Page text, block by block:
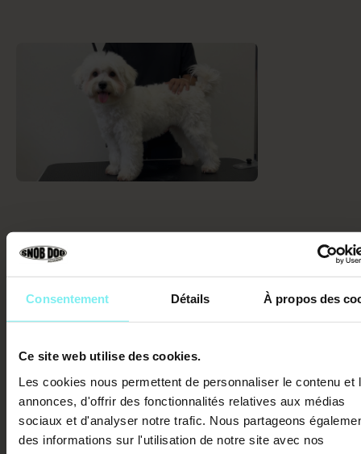
Consentement Détails À propos des
Ce site web utilise des cookies.
Les cookies nous permettent de personnaliser le contenu et
annonces, d'offrir des fonctionnalités relatives aux médias
sociaux et d'analyser notre trafic. Nous partageons
des informations sur l'utilisation de notre site avec nos
Retirez les poils par petites pincées. Utilisez
poudre adhérente spécifique. Le conduit doit être
dégagé
laisser respirer la peau fine. C'est un geste d'entretien
Hydrater la barrière cutanée après le
toilettage
Après l'effort mécanique, la peau est temporairement
Appliquez un masque hydratant ou un soin apaisant. Le
aide aussi à purifier les pores.
Une bonne hydratation garantit unerepousse saine. Elle